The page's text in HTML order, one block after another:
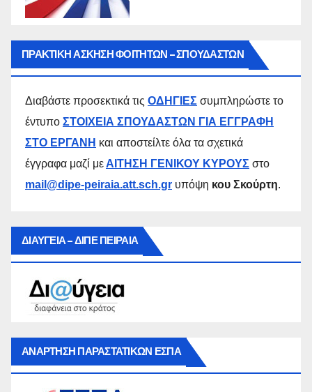
ΠΡΑΚΤΙΚΗ ΑΣΚΗΣΗ ΦΟΙΤΗΤΩΝ – ΣΠΟΥΔΑΣΤΩΝ
Διαβάστε προσεκτικά τις ΟΔΗΓΙΕΣ συμπληρώστε το
έντυπο ΣΤΟΙΧΕΙΑ ΣΠΟΥΔΑΣΤΩΝ ΓΙΑ ΕΓΓΡΑΦΗ
ΣΤΟ ΕΡΓΑΝΗ και αποστείλτε όλα τα σχετικά
έγγραφα μαζί μεΑΙΤΗΣΗ ΓΕΝΙΚΟΥ ΚΥΡΟΥΣ στο
mail@dipe-peiraia.att.sch.gr υπόψη κου Σκούρτη.
ΔΙΑΥΓΕΙΑ – ΔΙΠΕ ΠΕΙΡΑΙΑ
ΑΝΑΡΤΗΣΗ ΠΑΡΑΣΤΑΤΙΚΩΝ ΕΣΠΑ